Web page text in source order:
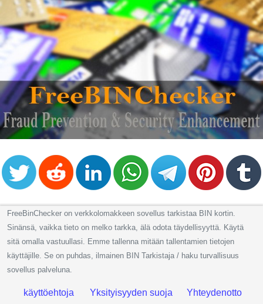
Generate
Credit
Card
from
BIN
Credit
Card
Checker
Service
What
is
My
IP
Address
?
IP
Lookup
BIN
FreeBinChecker on verkkolomakkeen sovellus tarkistaa BIN kortin.
Sinänsä, vaikka tieto on melko tarkka, älä odota täydellisyyttä. Käytä
sitä omalla vastuullasi. Emme tallenna mitään tallentamien tietojen
käyttäjille. Se on puhdas, ilmainen BIN Tarkistaja / haku turvallisuus
sovellus palveluna.
käyttöehtoja Yksityisyyden suoja Yhteydenotto